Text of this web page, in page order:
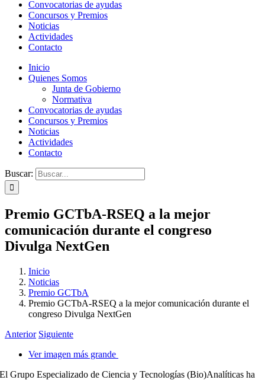
Convocatorias de ayudas
Concursos y Premios
Noticias
Actividades
Contacto
Inicio
Quienes Somos
Junta de Gobierno
Normativa
Convocatorias de ayudas
Concursos y Premios
Noticias
Actividades
Contacto
Buscar:
Premio GCTbA-RSEQ a la mejor
comunicación durante el congreso
Divulga NextGen
Inicio
Noticias
Premio GCTbA
Premio GCTbA-RSEQ a la mejor comunicación durante el
congreso Divulga NextGen
Anterior Siguiente
Ver imagen más grande
El Grupo Especializado de Ciencia y Tecnologías (Bio)Analíticas ha